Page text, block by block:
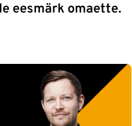
eesmärk omaette.